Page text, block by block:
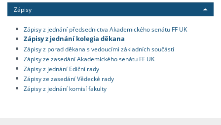
Zápisy
Zápisy z jednání předsednictva Akademického senátu FF UK
Zápisy z jednání kolegia děkana
Zápisy z porad děkana s vedoucími základních součástí
Zápisy ze zasedání Akademického senátu FF UK
Zápisy z jednání Ediční rady
Zápisy ze zasedání Vědecké rady
Zápisy z jednání komisí fakulty